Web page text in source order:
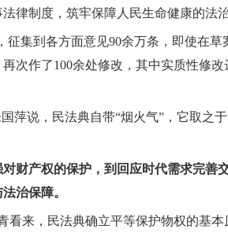
律制度，筑牢保障人民生命健康的法治
集到各方面意见90余万条，即使在
作了100余处修改，其中实质性修改
萍说，民法典自带“烟火气”，它取之
财产权的保护，到回应时代需求完
治保障。
看来，民法典确立平等保护物权的基